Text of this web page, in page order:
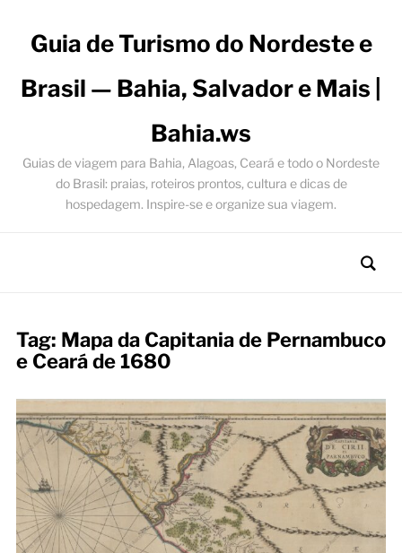
Guia de Turismo do Nordeste e
Brasil — Bahia, Salvador e Mais |
Bahia.ws
Guias de viagem para Bahia, Alagoas, Ceará e todo o Nordeste
do Brasil: praias, roteiros prontos, cultura e dicas de
hospedagem. Inspire-se e organize sua viagem.
Tag: Mapa da Capitania de Pernambuco
e Ceará de 1680